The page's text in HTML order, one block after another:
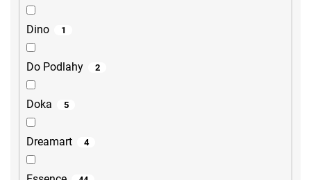
Dino 1
Do Podlahy 2
Doka 5
Dreamart 4